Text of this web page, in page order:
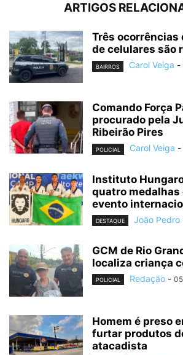
ARTIGOS
Três ocorrências
de celulares são
BAIRROS Carol Veiga -
Comando Força
procurado pela
Ribeirão Pires
POLICIAL Carol Veiga -
Instituto
quatro medalhas
evento
DESTAQUE João Pedro
GCM de Rio
localiza criança
POLICIAL Redação -
Homem é preso
furtar produtos
atacadista